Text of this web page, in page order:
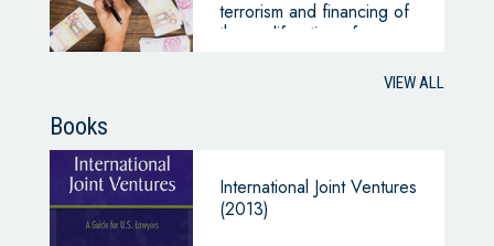
terrorism and financing of
the proliferation of mass
VIEW ALL
Books
International Joint Ventures
(2013)